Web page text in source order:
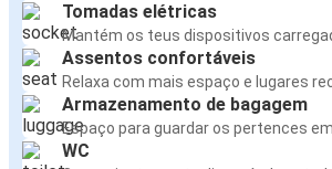
Tomadas elétricas
Mantém os teus dispositivos
Assentos confortáveis
Relaxa com mais espaço e lugares
Armazenamento de bagagem
Espaço para guardar os pertences
WC